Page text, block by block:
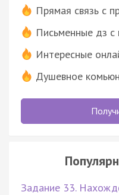
Прямая связь с
Письменные дз с
Интересные
Душевное
Задание 33.